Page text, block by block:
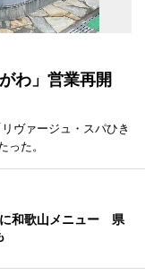
わ」営業再開
ヴァージュ・スパひき
た。
和歌山メニュー 県